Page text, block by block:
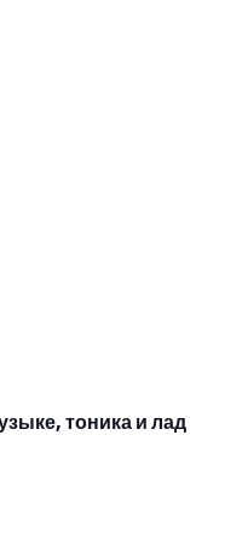
тоника и лад